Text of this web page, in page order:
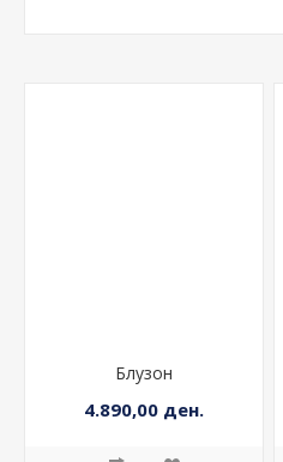
Блузон
4.890,00 ден.